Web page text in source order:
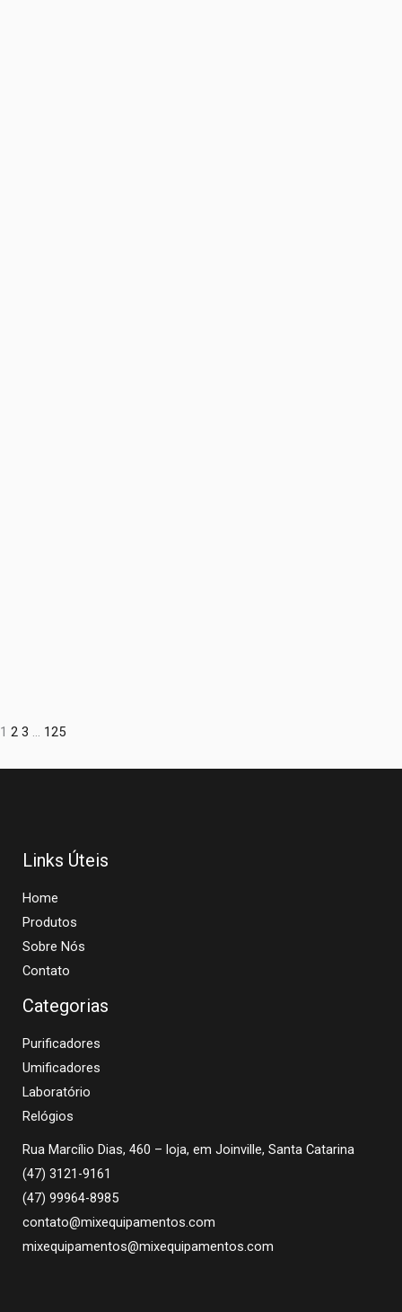
1 2 3 … 125
Links Úteis
Home
Produtos
Sobre Nós
Contato
Categorias
Purificadores
Umificadores
Laboratório
Relógios
Rua Marcílio Dias, 460 – loja, em Joinville, Santa Catarina
(47) 3121-9161
(47) 99964-8985
contato@mixequipamentos.com
mixequipamentos@mixequipamentos.com